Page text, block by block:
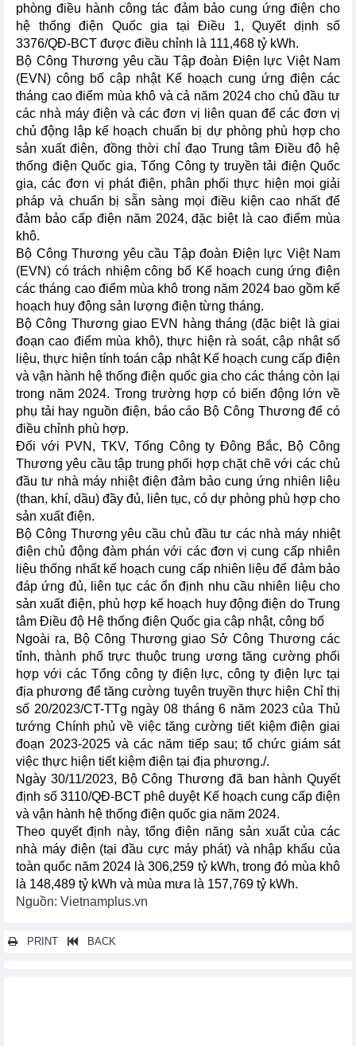
phòng điều hành công tác đảm bảo cung ứng điện cho
hệ thống điện Quốc gia tại Điều 1, Quyết dịnh số
3376/QĐ-BCT được điều chỉnh là 111,468 tỷ kWh.
Bộ Công Thương yêu cầu Tập đoàn Điện lực Việt Nam
(EVN) công bố cập nhật Kế hoạch cung ứng điện các
tháng cao điểm mùa khô và cả năm 2024 cho chủ đầu tư
các nhà máy điện và các đơn vị liên quan để các đơn vị
chủ động lập kế hoạch chuẩn bị dự phòng phù hợp cho
sản xuất điện, đồng thời chỉ đạo Trung tâm Điều độ hệ
thống điện Quốc gia, Tổng Công ty truyền tải điện Quốc
gia, các đơn vị phát điện, phân phối thực hiện mọi giải
pháp và chuẩn bị sẵn sàng mọi điều kiện cao nhất để
đảm bảo cấp điện năm 2024, đặc biệt là cao điểm mùa
khô.
Bộ Công Thương yêu cầu Tập đoàn Điện lực Việt Nam
(EVN) có trách nhiệm công bố Kế hoạch cung ứng điện
các tháng cao điểm mùa khô trong năm 2024 bao gồm kế
hoạch huy động sản lượng điện từng tháng.
Bộ Công Thương giao EVN hàng tháng (đặc biệt là giai
đoạn cao điểm mùa khô), thực hiện rà soát, cập nhật số
liệu, thực hiện tính toán cập nhật Kế hoạch cung cấp điện
và vận hành hệ thống điện quốc gia cho các tháng còn lại
trong năm 2024. Trong trường hợp có biến động lớn về
phụ tải hay nguồn điện, báo cáo Bộ Công Thương để có
điều chỉnh phù hợp.
Đối với PVN, TKV, Tổng Công ty Đông Bắc, Bộ Công
Thương yêu cầu tập trung phối hợp chặt chẽ với các chủ
đầu tư nhà máy nhiệt điện đảm bảo cung ứng nhiên liệu
(than, khí, dầu) đầy đủ, liên tục, có dự phòng phù hợp cho
sản xuất điện.
Bộ Công Thương yêu cầu chủ đầu tư các nhà máy nhiệt
điện chủ động đàm phán với các đơn vị cung cấp nhiên
liệu thống nhất kế hoạch cung cấp nhiên liệu để đảm bảo
đáp ứng đủ, liên tục các ổn định nhu cầu nhiên liệu cho
sản xuất điện, phù hợp kế hoạch huy động điện do Trung
tâm Điều độ Hệ thống điện Quốc gia cập nhật, công bố
Ngoài ra, Bộ Công Thương giao Sở Công Thương các
tỉnh, thành phố trực thuộc trung ương tăng cường phối
hợp với các Tổng công ty điện lực, công ty điện lực tại
địa phương để tăng cường tuyên truyền thực hiện Chỉ thị
số 20/2023/CT-TTg ngày 08 tháng 6 năm 2023 của Thủ
tướng Chính phủ về việc tăng cường tiết kiệm điện giai
đoạn 2023-2025 và các năm tiếp sau; tổ chức giám sát
việc thực hiện tiết kiệm điện tại địa phương./.
Ngày 30/11/2023, Bộ Công Thương đã ban hành Quyết
định số 3110/QĐ-BCT phê duyệt Kế hoạch cung cấp điện
và vận hành hệ thống điện quốc gia năm 2024.
Theo quyết định này, tổng điện năng sản xuất của các
nhà máy điện (tại đầu cực máy phát) và nhập khẩu của
toàn quốc năm 2024 là 306,259 tỷ kWh, trong đó mùa khô
là 148,489 tỷ kWh và mùa mưa là 157,769 tỷ kWh.
Nguồn: Vietnamplus.vn
PRINT BACK